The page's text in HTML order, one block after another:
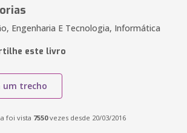
Engenharia E Tecnologia, Informática
este livro
um trecho
foi vista 7550vezes desde 20/03/2016